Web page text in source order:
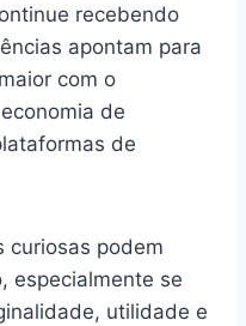
recebendo
apontam para
com o
de
de
curiosas podem
especialmente se
utilidade e